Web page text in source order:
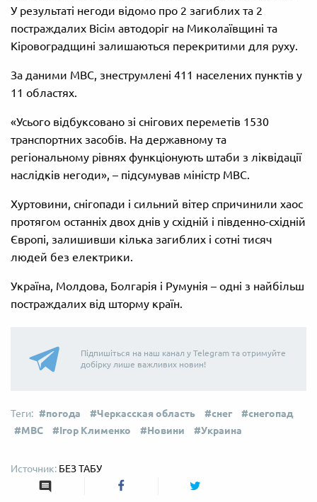
У результаті негоди відомо про 2 загиблих та 2
постраждалих Вісім автодоріг на Миколаївщині та
Кіровоградщині залишаються перекритими для руху.
За даними МВС, знеструмлені 411 населених пунктів у
11 областях.
«Усього відбуксовано зі снігових переметів 1530
транспортних засобів. На державному та
регіональному рівнях функціонують штаби з ліквідації
наслідків негоди», – підсумував міністр МВС.
Хуртовини, снігопади і сильний вітер спричинили хаос
протягом останніх двох днів у східній і південно-східній
Європі, залишивши кілька загиблих і сотні тисяч
людей без електрики.
Україна, Молдова, Болгарія і Румунія – одні з найбільш
постраждалих від шторму країн.
Підпишіться на наш канал у Telegram та отримуйте
добірку лише важливих новин!
погода Черкасская область снег
снегопад
МВС
Ігор Клименко Новини Украина
БЕЗ ТАБУ